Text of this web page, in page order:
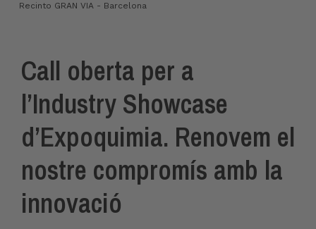
Recinto GRAN VIA - Barcelona
Call oberta per a
l’Industry Showcase
d’Expoquimia. Renovem el
nostre compromís amb la
innovació